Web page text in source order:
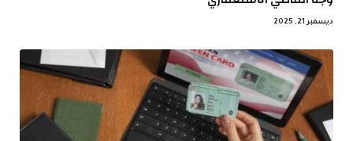
ديسمبر 21, 2025